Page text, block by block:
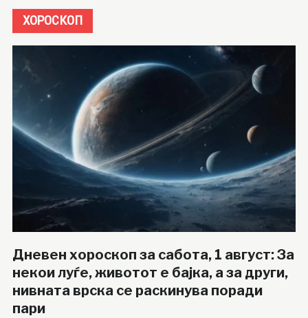
ХОРОСКОП
Дневен хороскоп за сабота, 1 август: За
некои луѓе, животот е бајка, а за други,
нивната врска се раскинува поради
пари